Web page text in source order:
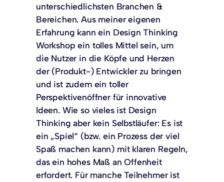
unterschiedlichsten Branchen &
Bereichen. Aus meiner eigenen
Erfahrung kann ein Design Thinking
Workshop ein tolles Mittel sein, um
die Nutzer in die Köpfe und Herzen
der (Produkt-) Entwickler zu bringen
und ist zudem ein toller
Perspektivenöffner für innovative
Ideen. Wie so vieles ist Design
Thinking aber kein Selbstläufer: Es ist
ein „Spiel“ (bzw. ein Prozess der viel
Spaß machen kann) mit klaren Regeln,
das ein hohes Maß an Offenheit
erfordert. Für manche Teilnehmer ist